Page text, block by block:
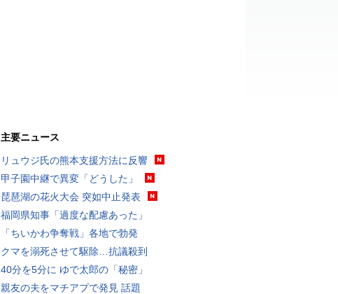
主要ニュース
リュウジ氏の熊本支援方法に反響
甲子園中継で異変「どうした」
琵琶湖の花火大会 突如中止発表
福岡県知事「過度な配慮あった」
「ちいかわ争奪戦」各地で勃発
クマを溺死させて駆除…抗議殺到
40分を5分に ゆで太郎の「秘密」
親友の夫をマチアプで発見 話題